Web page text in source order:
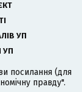
УП
УП
посилання (для
правду".